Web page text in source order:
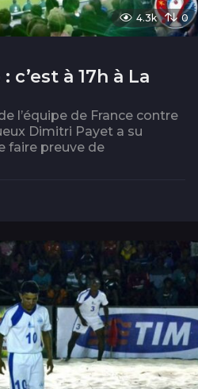
4.3k 0
c’est à 17h à La
l’équipe de France contre
Dimitri Payet a su
faire preuve de